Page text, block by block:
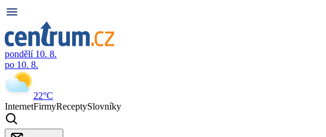
pondělí 10. 8.
po 10. 8.
22°C
InternetFirmyReceptySlovníky